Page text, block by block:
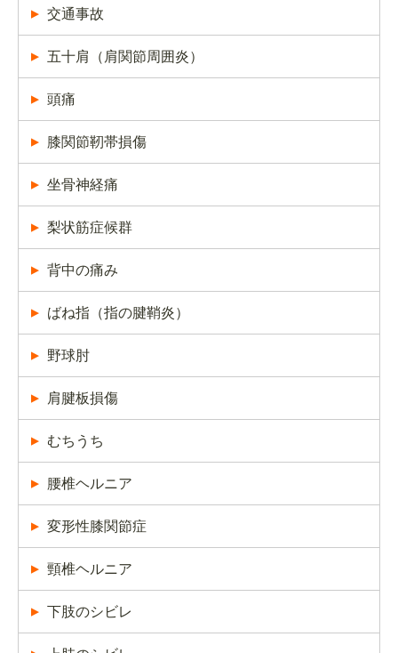
交通事故
五十肩（肩関節周囲炎）
頭痛
膝関節靭帯損傷
坐骨神経痛
梨状筋症候群
背中の痛み
ばね指（指の腱鞘炎）
野球肘
肩腱板損傷
むちうち
腰椎ヘルニア
変形性膝関節症
頸椎ヘルニア
下肢のシビレ